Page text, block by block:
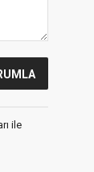
ile